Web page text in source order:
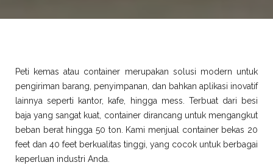
Peti kemas atau container merupakan solusi modern untuk
pengiriman barang, penyimpanan, dan bahkan aplikasi inovatif
lainnya seperti kantor, kafe, hingga mess. Terbuat dari besi
baja yang sangat kuat, container dirancang untuk mengangkut
beban berat hingga 50 ton. Kami menjual container bekas 20
feet dan 40 feet berkualitas tinggi, yang cocok untuk berbagai
keperluan industri Anda.